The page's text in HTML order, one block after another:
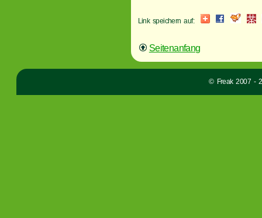
Link speichern auf:
Seitenanfang
© Freak 2007 -